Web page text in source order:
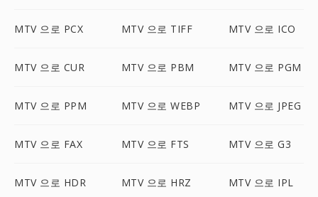
MTV 으로 PCX MTV 으로 TIFF MTV 으로 ICO
MTV 으로 CUR MTV 으로 PBM MTV 으로 PGM
MTV 으로 PPM MTV 으로 WEBP MTV 으로 JPEG
MTV 으로 FAX MTV 으로 FTS MTV 으로 G3
MTV 으로 HDR MTV 으로 HRZ MTV 으로 IPL